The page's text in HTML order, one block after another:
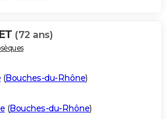
(72 ans)
(Bouches-du-Rhône)
(Bouches-du-Rhône)